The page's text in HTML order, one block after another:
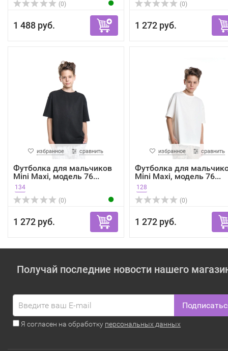
(0)
1 488 руб.
(0)
1 272 руб.
избранное сравнить
Футболка для мальчиков
Mini Maxi, модель 76...
134
(0)
1 272 руб.
избранное сравнить
Футболка для
Mini Maxi, модель 76...
128
(0)
1 272 руб.
Получай последние новости нашего
Я согласен на обработку персональных данных